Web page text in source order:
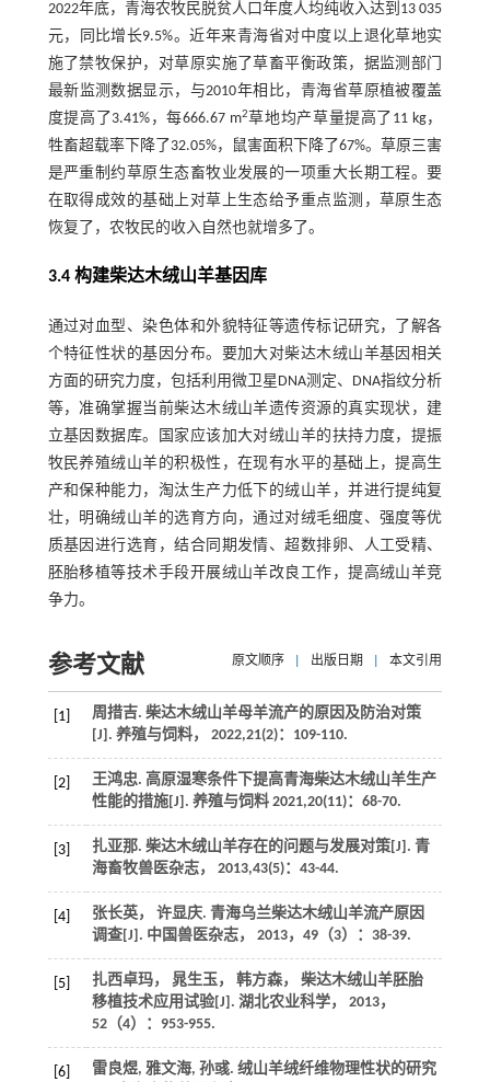
2022年底，青海农牧民脱贫人口年度人均纯收入达到13 035
元，同比增长9.5%。近年来青海省对中度以上退化草地实
施了禁牧保护，对草原实施了草畜平衡政策，据监测部门
最新监测数据显示，与2010年相比，青海省草原植被覆盖
度提高了3.41%，每666.67 m2草地均产草量提高了11 kg，
牲畜超载率下降了32.05%，鼠害面积下降了67%。草原三害
是严重制约草原生态畜牧业发展的一项重大长期工程。要
在取得成效的基础上对草上生态给予重点监测，草原生态
恢复了，农牧民的收入自然也就增多了。
3.4 构建柴达木绒山羊基因库
通过对血型、染色体和外貌特征等遗传标记研究，了解各
个特征性状的基因分布。要加大对柴达木绒山羊基因相关
方面的研究力度，包括利用微卫星DNA测定、DNA指纹分析
等，准确掌握当前柴达木绒山羊遗传资源的真实现状，建
立基因数据库。国家应该加大对绒山羊的扶持力度，提振
牧民养殖绒山羊的积极性，在现有水平的基础上，提高生
产和保种能力，淘汰生产力低下的绒山羊，并进行提纯复
壮，明确绒山羊的选育方向，通过对绒毛细度、强度等优
质基因进行选育，结合同期发情、超数排卵、人工受精、
胚胎移植等技术手段开展绒山羊改良工作，提高绒山羊竞
争力。
参考文献 原文顺序 出版日期 本文引用
[1]
周措吉. 柴达木绒山羊母羊流产的原因及防治对策
[J]. 养殖与饲料， 2022,21(2)：109-110.
[2]
王鸿忠. 高原湿寒条件下提高青海柴达木绒山羊生产
性能的措施[J]. 养殖与饲料 2021,20(11)：68-70.
[3] 扎亚那. 柴达木绒山羊存在的问题与发展对策[J]. 青
海畜牧兽医杂志， 2013,43(5)：43-44.
[4]
张长英， 许显庆. 青海乌兰柴达木绒山羊流产原因
调查[J]. 中国兽医杂志， 2013， 49（3）：38-39.
[5]
扎西卓玛， 晁生玉， 韩方森， 柴达木绒山羊胚胎
移植技术应用试验[J]. 湖北农业科学， 2013，
52（4）：953-955.
[6]
雷良煜, 雅文海, 孙彧. 绒山羊绒纤维物理性状的研究